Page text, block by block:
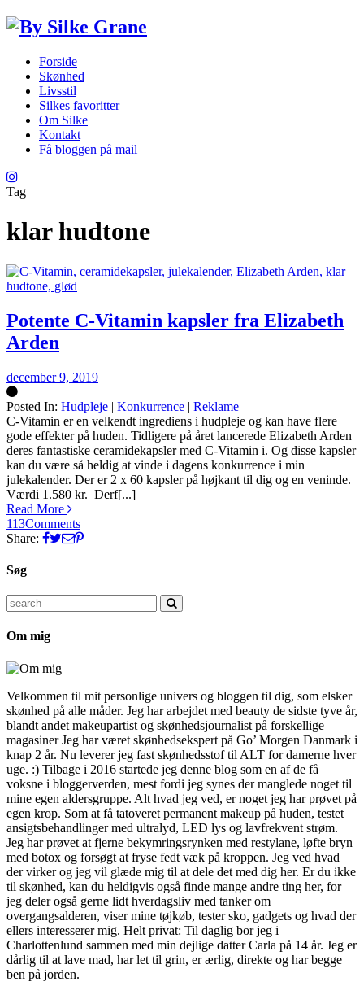
Forside
Skønhed
Livsstil
Silkes favoritter
Om Silke
Kontakt
Få bloggen på mail
Tag
klar hudtone
Potente C-Vitamin kapsler fra Elizabeth
Arden
december 9, 2019
Posted In: Hudpleje | Konkurrence | Reklame
Silke
C-Vitamin er en velkendt ingrediens i hudpleje og kan have flere
gode effekter på huden. Tidligere på året lancerede Elizabeth Arden
deres fantastiske ceramidekapsler med C-Vitamin i. Og disse kapsler
kan du være så heldig at vinde i dagens konkurrence i min
julekalender. Der er 2 x 60 kapsler på højkant til dig og en veninde.
Værdi 1.580 kr. Derf[...]
Read More
113Comments
Share:
Søg
Search
for:
Om mig
Velkommen til mit personlige univers og bloggen til dig, som elsker
skønhed på alle måder. Jeg har arbejdet med beauty de sidste tyve år,
blandt andet makeupartist og skønhedsjournalist på forskellige
magasiner Jeg har været skønhedsekspert på Go’ Morgen Danmark i
knap 2 år. Nu leverer jeg fast skønhedsstof til ALT for damerne hver
uge. :) Tilbage i 2016 startede jeg denne blog som en af de få
voksne i bloggerverden, mest fordi jeg synes der manglede noget til
mine egen aldersgruppe. Alt hvad jeg ved, er noget jeg har prøvet på
egen krop. Som at få tatoveret permanent makeup på huden, testet
ansigtsbehandlinger med ultralyd, LED lys og lavfrekvent strøm.
Jeg har prøvet at fjerne bekymringsrynken med restylane, løfte bryn
med botox og forsøgt at fryse fedt væk på kroppen. Jeg ved hvad
der virker og jeg vil glæde mig til at dele det med dig her. Er du ikke
til skønhed, kan du heldigvis også finde mange andre ting her, for
jeg deler også gerne lidt hverdagsliv med tanker om
overgangsalderen, viser mine tøjkøb, tester sko, gadgets og hvad der
ellers interesserer mig. Helt privat: Til daglig bor jeg i
Charlottenlund sammen med min dejlige datter Carla på 14 år. Jeg er
dårlig til at lave mad, har let til grin, er ærlig, direkte og har begge
ben på jorden.